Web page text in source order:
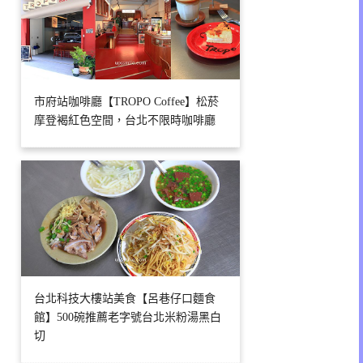
市府站咖啡廳【TROPO Coffee】松菸
摩登褐紅色空間，台北不限時咖啡廳
台北科技大樓站美食【呂巷仔口麵食
館】500碗推薦老字號台北米粉湯黑白
切